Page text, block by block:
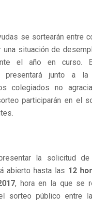
se sortearán entre
una situación de
el año en curso.
presentará junto a
colegiados no
participarán en el
la solicitud
abierto hasta las 12
, hora en la que se
sorteo público entre